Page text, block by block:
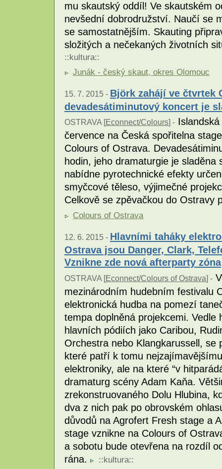
mu skautský oddíl! Ve skautském
nevšední dobrodružství. Naučí se
se samostatnějším. Skauting
složitých a nečekaných životních
::kultura::
Junák - český skaut, okres Olomouc
15. 7. 2015 - Björk zahájí ve čtvrtek
devadesátiminutový koncert je
OSTRAVA [ Econnect/Colours ] -
července na Česká spořitelna
Colours of Ostrava.
hodin, jeho dramaturgie je
nabídne pyrotechnické efekty
smyčcové těleso, výjimečné
Celkově se zpěvačkou do Ostravy
Colours of Ostrava
12. 6. 2015 - Hlavními taháky
Ostrava jsou Danger, Clark,
Vznikne zde nová afterparty zóna
OSTRAVA [Econnect/Colours of Ostrava] -
mezinárodním hudebním festivalu
elektronická hudba na pomezí
tempa doplněná projekcemi.
hlavních pódiích jako Caribou,
Orchestra nebo Klangkarussell,
které patří k tomu
elektroniky, ale na které “v
dramaturg scény Adam Kaňa.
zrekonstruovaného Dolu Hlubina,
dva z nich pak po obrovském
důvodů na Agrofert Fresh stage a
stage vznikne na Colours of
a sobotu bude otevřena na rozdíl
rána.
::kultura::